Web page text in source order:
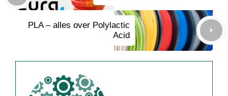
PLA – alles over Polylactic
Acid